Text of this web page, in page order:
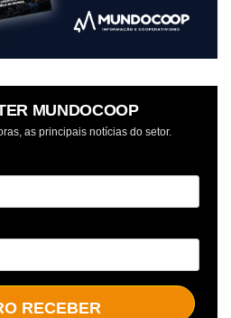
MUNDOCOOP
as principais notícias do setor.
RECEBER